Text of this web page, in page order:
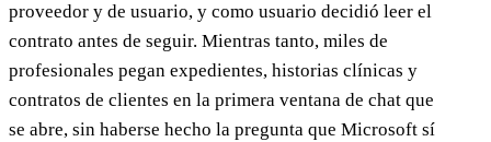
proveedor y de usuario, y como usuario decidió leer el
contrato antes de seguir. Mientras tanto, miles de
profesionales pegan expedientes, historias clínicas y
contratos de clientes en la primera ventana de chat que
se abre, sin haberse hecho la pregunta que Microsoft sí